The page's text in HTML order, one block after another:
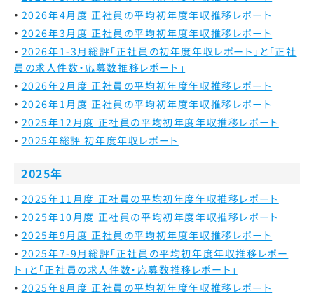
2026年4月度 正社員の平均初年度年収推移レポート
2026年3月度 正社員の平均初年度年収推移レポート
2026年1-3月総評「正社員の初年度年収レポート」と「正社
員の求人件数・応募数推移レポート」
2026年2月度 正社員の平均初年度年収推移レポート
2026年1月度 正社員の平均初年度年収推移レポート
2025年12月度 正社員の平均初年度年収推移レポート
2025年総評 初年度年収レポート
2025年
2025年11月度 正社員の平均初年度年収推移レポート
2025年10月度 正社員の平均初年度年収推移レポート
2025年9月度 正社員の平均初年度年収推移レポート
2025年7-9月総評「正社員の平均初年度年収推移レポー
ト」と「正社員の求人件数・応募数推移レポート」
2025年8月度 正社員の平均初年度年収推移レポート